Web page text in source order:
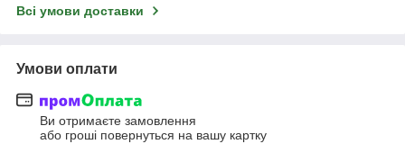
Всі умови доставки
Умови оплати
Ви отримаєте замовлення
або гроші повернуться на вашу картку